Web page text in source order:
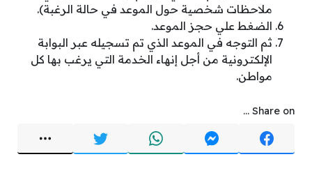
ملاحظات شخصية حول الموعد في حالة الرغبة).
الضغط علي حجز الموعد.
ثم التوجه في الموعد الذي تم تسجيله عبر البوابة
الإلكترونية من أجل إنهاء الخدمة التي يرغب بها كل
مواطن.
Share on ...